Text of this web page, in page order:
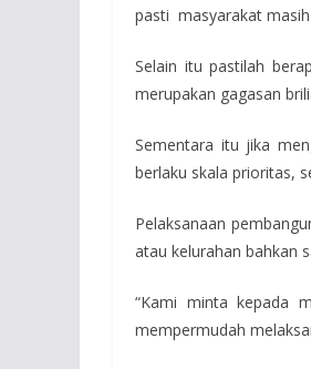
pasti masyarakat
Selain itu pastilah
merupakan gagasan
Sementara itu jika
berlaku skala prioritas,
Pelaksanaan
atau kelurahan bahkan
“Kami minta kepada
mempermudah